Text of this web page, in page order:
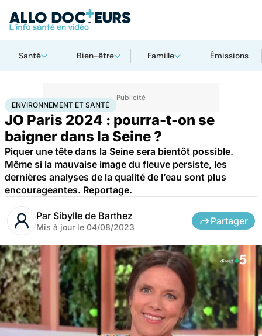
Santé Bien-être Famille Émissions
AccueilSantéEnvironnement et santé
ENVIRONNEMENT ET SANTÉ
JO Paris 2024 : pourra-t-on se
baigner dans la Seine ?
Piquer une tête dans la Seine sera bientôt possible.
Même si la mauvaise image du fleuve persiste, les
dernières analyses de la qualité de l’eau sont plus
encourageantes. Reportage.
Par Sibylle de Barthez
Mis à jour le 04/08/2023
Partager